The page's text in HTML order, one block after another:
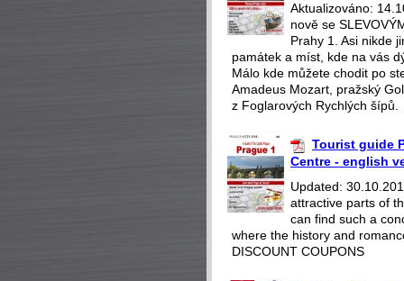
Aktualizováno:
nově se
Prahy 1. Asi nikde
památek a míst, kde na vás
Málo kde můžete chodit po
Amadeus Mozart, pražský
z Foglarových Rychlých šípů.
Tourist guide
Centre - english
Updated:
attractive parts of
can find such a
where the history and
DISCOUNT COUPONS